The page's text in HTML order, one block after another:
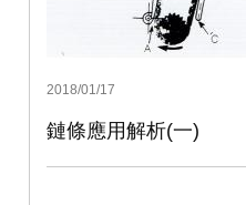
2018/01/17
鏈條應用解析(一)